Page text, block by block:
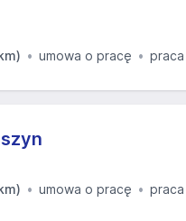
umowa o pracę
umowa o pracę